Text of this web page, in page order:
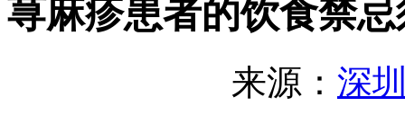
荨麻疹患者的饮食禁
来源： 深